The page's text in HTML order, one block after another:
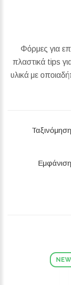
Φόρμες για
πλαστικά tips
υλικά με
NEW